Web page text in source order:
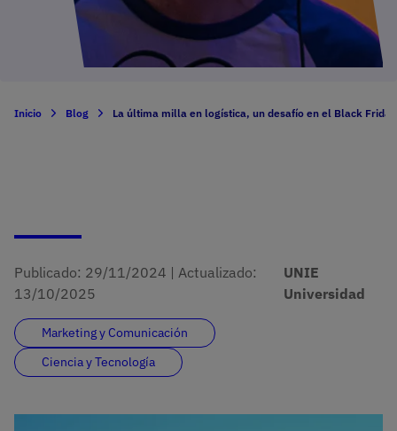
Inicio Blog La última milla en logística, un desafío en el Black Friday
Publicado: 29/11/2024 | Actualizado:
13/10/2025
UNIE
Universidad
Marketing y Comunicación
Ciencia y Tecnología